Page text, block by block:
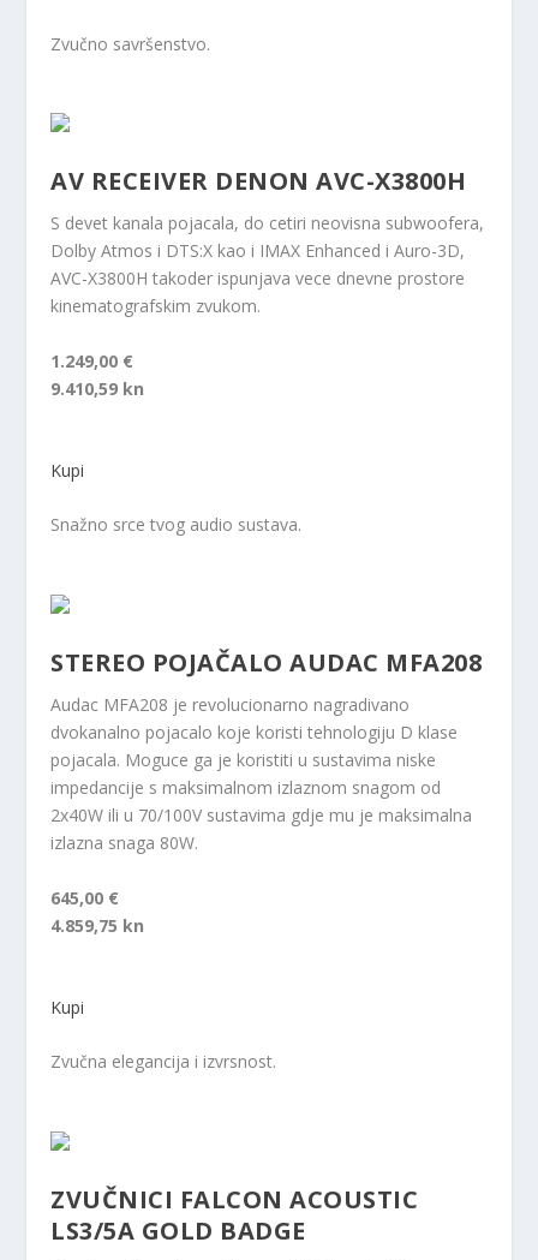
Zvučno savršenstvo.
AV RECEIVER DENON AVC-X3800H
S devet kanala pojacala, do cetiri neovisna subwoofera,
Dolby Atmos i DTS:X kao i IMAX Enhanced i Auro-3D,
AVC-X3800H takoder ispunjava vece dnevne prostore
kinematografskim zvukom.
1.249,00 €
9.410,59 kn
Kupi
Snažno srce tvog audio sustava.
STEREO POJAČALO AUDAC MFA208
Audac MFA208 je revolucionarno nagradivano
dvokanalno pojacalo koje koristi tehnologiju D klase
pojacala. Moguce ga je koristiti u sustavima niske
impedancije s maksimalnom izlaznom snagom od
2x40W ili u 70/100V sustavima gdje mu je maksimalna
izlazna snaga 80W.
645,00 €
4.859,75 kn
Kupi
Zvučna elegancija i izvrsnost.
ZVUČNICI FALCON ACOUSTIC
LS3/5A GOLD BADGE